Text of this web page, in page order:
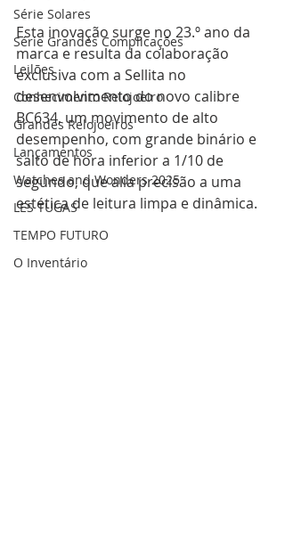
Série Solares
Série Grandes Complicações
Leilões
Conhecimento Relojoeiro
Grandes Relojoeiros
Lançamentos
Watches and Wonders 2025
LES TUGAS
TEMPO FUTURO
O Inventário
Esta inovação surge no 23.º ano da
marca e resulta da colaboração
exclusiva com a Sellita no
desenvolvimento do novo calibre
BC634, um movimento de alto
desempenho, com grande binário e
salto de hora inferior a 1/10 de
segundo, que alia precisão a uma
estética de leitura limpa e dinâmica.